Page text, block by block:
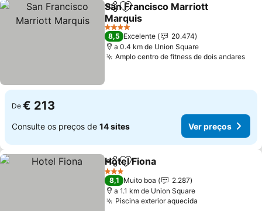
PartilharAdicionar aos favoritos
San Francisco Marriott
Marquis
Ver preços
4 Estrelas
8,5 Excelente
20.474
a 0.4 km de Union Square
Amplo centro de fitness de dois andares
De € 213
Consulte os preços de 14 sites Ver preços
PartilharAdicionar aos favoritos
Hotel Fiona
3 Estrelas
8,1 Muito boa
2.287
a 1.1 km de Union Square
Piscina exterior aquecida